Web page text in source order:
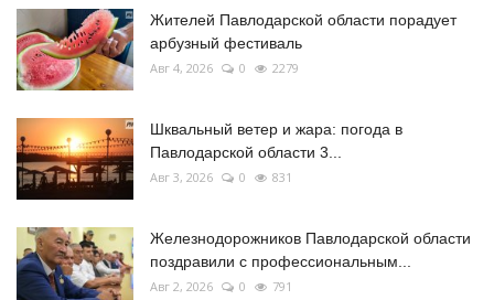
Жителей Павлодарской области порадует
арбузный фестиваль
Авг 4, 2026 0 2279
Шквальный ветер и жара: погода в
Павлодарской области 3...
Авг 3, 2026 0 831
Железнодорожников Павлодарской области
поздравили с профессиональным...
Авг 2, 2026 0 791